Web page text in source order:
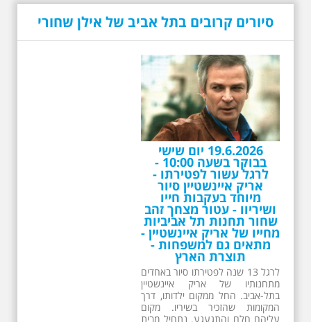
סיורים קרובים בתל אביב של אילן שחורי
26.6.2026 - שישי בבוקר
ב 10:00 אריק איינשטיין
סיור מיוחד בעקבות חייו
ושיריו - עטור מצחך זהב
שחור תחנות תל אביביות
מחייו של אריק איינשטיין -
מתאים גם למשפחות -
תוצרת הארץ
13 שנים לפטירתו של זמר ענק. סיור
באחדים מתחנותיו של אריק איינשטיין
בתל-אביב. החל ממקום ילדותו, דרך
המקומות שהזכיר בשיריו. מקום
עליהם חלם והתגעגע. נתחיל מבית
הולדתו ברחוב גורדון. נשמע אחדים
משיריו של אריק איינשטיין ונסיים את